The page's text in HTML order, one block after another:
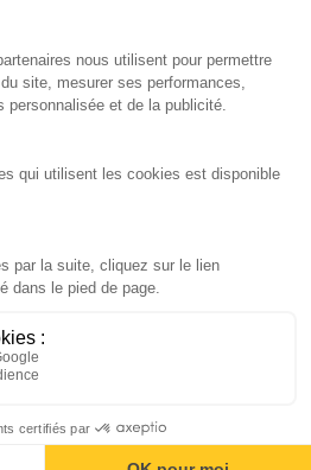
Brevet des collèges